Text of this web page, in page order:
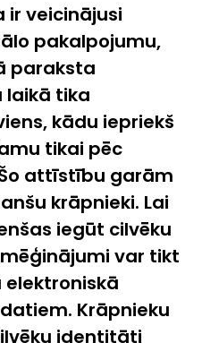
ir veicinājusi
pakalpojumu,
paraksta
laikā tika
kādu iepriekš
tikai pēc
attīstību garām
krāpnieki. Lai
iegūt cilvēku
var tikt
Krāpnieku
identitāti